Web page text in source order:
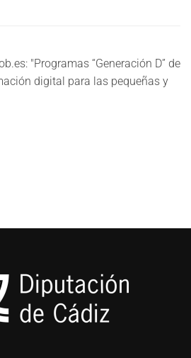
"Programas “Generación D” de
digital para las pequeñas y